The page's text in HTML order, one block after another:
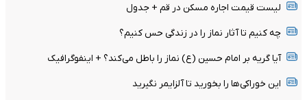
لیست قیمت اجاره مسکن در قم + جدول
چه کنیم تا آثار نماز را در زندگی حس کنیم؟
آیا گریه بر امام حسین (ع) نماز را باطل می‌کند؟ + اینفوگرافیک
این خوراکی‌ها را بخورید تا آلزایمر نگیرید